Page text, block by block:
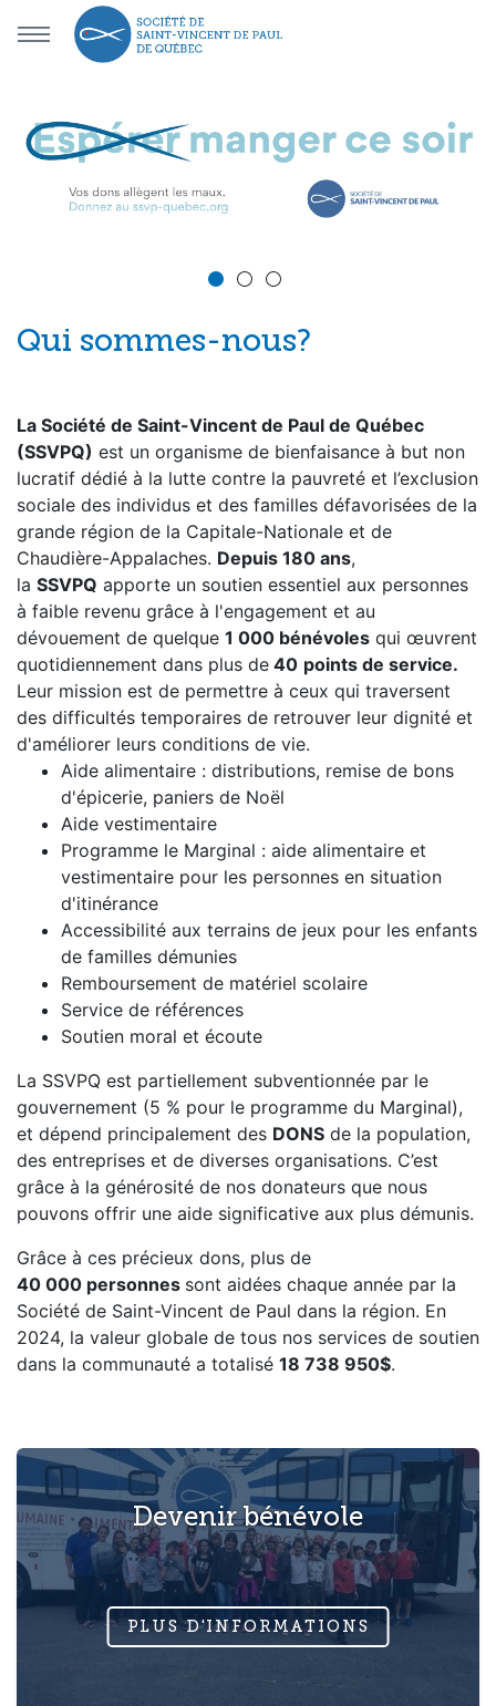
Aller au menu principal
Aller au contenu principal
Société Saint-Vincent-de-Paul
Qui sommes-nous?
La Société de Saint-Vincent de Paul de Québec
(SSVPQ) est un organisme de bienfaisance à but non
lucratif dédié à la lutte contre la pauvreté et l’exclusion
sociale des individus et des familles défavorisées de la
grande région de la Capitale-Nationale et de
Chaudière-Appalaches. Depuis 180 ans,
la SSVPQ apporte un soutien essentiel aux personnes
à faible revenu grâce à l'engagement et au
dévouement de quelque 1 000 bénévoles qui œuvrent
quotidiennement dans plus de 40 points de service.
Leur mission est de permettre à ceux qui traversent
des difficultés temporaires de retrouver leur dignité et
d'améliorer leurs conditions de vie.
Aide alimentaire : distributions, remise de bons
d'épicerie, paniers de Noël
Aide vestimentaire
Programme le Marginal : aide alimentaire et
vestimentaire pour les personnes en situation
d'itinérance
Accessibilité aux terrains de jeux pour les enfants
de familles démunies
Remboursement de matériel scolaire
Service de références
Soutien moral et écoute
La SSVPQ est partiellement subventionnée par le
gouvernement (5 % pour le programme du Marginal),
et dépend principalement des DONS de la population,
des entreprises et de diverses organisations. C’est
grâce à la générosité de nos donateurs que nous
pouvons offrir une aide significative aux plus démunis.
Grâce à ces précieux dons, plus de
40 000 personnes sont aidées chaque année par la
Société de Saint-Vincent de Paul dans la région. En
2024, la valeur globale de tous nos services de soutien
dans la communauté a totalisé 18 738 950$.
Devenir bénévole